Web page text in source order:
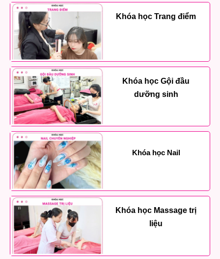
Khóa học Trang điểm
Khóa học Gội đầu
dưỡng sinh
Khóa học Nail
Khóa học Massage trị
liệu